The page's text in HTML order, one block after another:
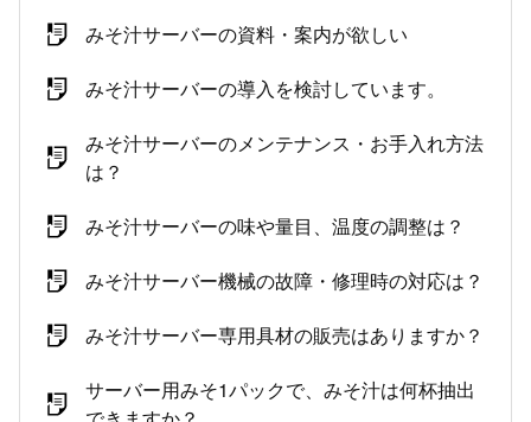
みそ汁サーバーの資料・案内が欲しい
みそ汁サーバーの導入を検討しています。
みそ汁サーバーのメンテナンス・お手入れ方法
は？
みそ汁サーバーの味や量目、温度の調整は？
みそ汁サーバー機械の故障・修理時の対応は？
みそ汁サーバー専用具材の販売はありますか？
サーバー用みそ1パックで、みそ汁は何杯抽出